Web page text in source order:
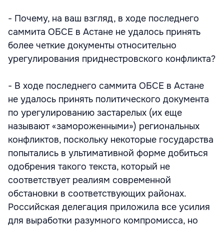
- Почему, на ваш взгляд, в ходе последнего
саммита ОБСЕ в Астане не удалось принять
более четкие документы относительно
урегулирования приднестровского конфликта?
- В ходе последнего саммита ОБСЕ в Астане
не удалось принять политического документа
по урегулированию застарелых (их еще
называют «замороженными») региональных
конфликтов, поскольку некоторые государства
попытались в ультимативной форме добиться
одобрения такого текста, который не
соответствует реалиям современной
обстановки в соответствующих районах.
Российская делегация приложила все усилия
для выработки разумного компромисса, но